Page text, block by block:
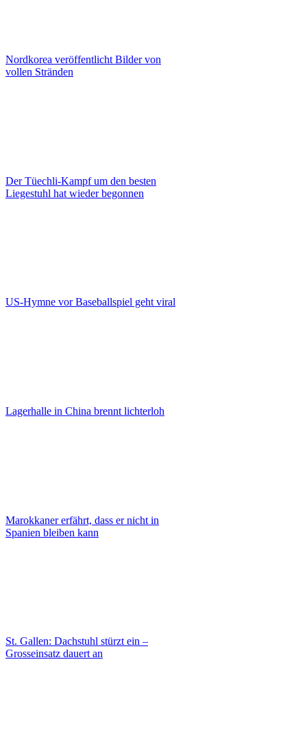
Nordkorea veröffentlicht Bilder von
vollen Stränden
Der Tüechli-Kampf um den besten
Liegestuhl hat wieder begonnen
US-Hymne vor Baseballspiel geht viral
Lagerhalle in China brennt lichterloh
Marokkaner erfährt, dass er nicht in
Spanien bleiben kann
St. Gallen: Dachstuhl stürzt ein –
Grosseinsatz dauert an